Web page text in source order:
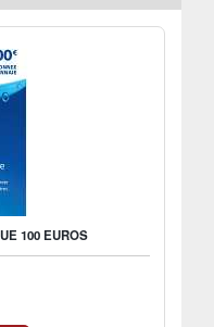
100 EUROS